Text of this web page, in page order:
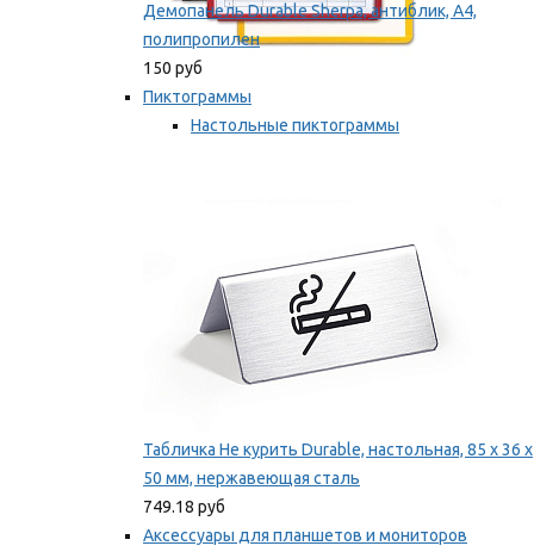
Демопанель Durable Sherpa, антиблик, А4,
полипропилен
150 руб
Пиктограммы
Настольные пиктограммы
Табличка Не курить Durable, настольная, 85 x 36 x
50 мм, нержавеющая сталь
749.18 руб
Аксессуары для планшетов и мониторов